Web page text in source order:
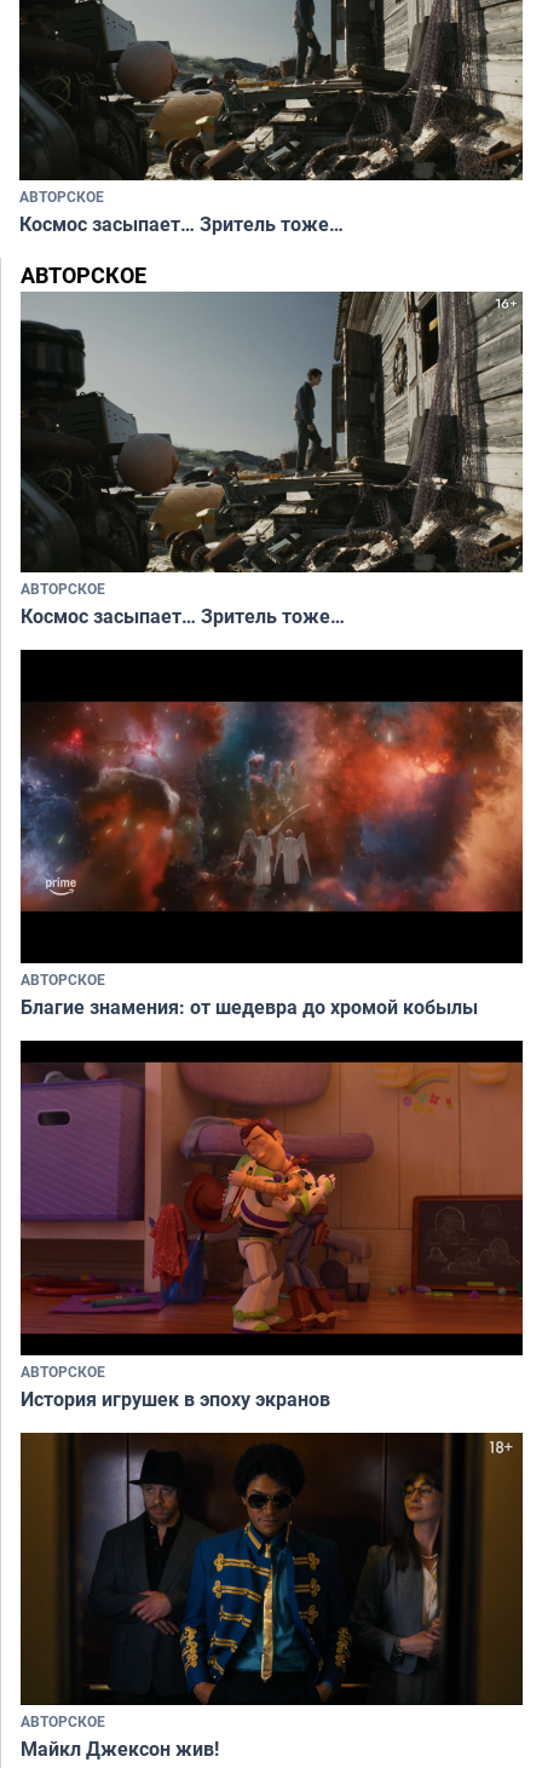
АВТОРСКОЕ
Космос засыпает… Зритель тоже…
АВТОРСКОЕ
АВТОРСКОЕ
Космос засыпает… Зритель тоже…
АВТОРСКОЕ
Благие знамения: от шедевра до хромой кобылы
АВТОРСКОЕ
История игрушек в эпоху экранов
АВТОРСКОЕ
Майкл Джексон жив!